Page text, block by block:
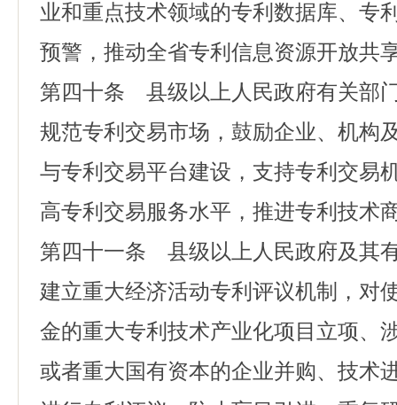
业和重点技术领域的专利数据库、专
预警，推动全省专利信息资源开放共
第四十条 县级以上人民政府有关部
规范专利交易市场，鼓励企业、机构
与专利交易平台建设，支持专利交易
高专利交易服务水平，推进专利技术
第四十一条 县级以上人民政府及其
建立重大经济活动专利评议机制，对
金的重大专利技术产业化项目立项、
或者重大国有资本的企业并购、技术